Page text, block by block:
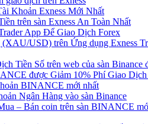
Khoản Exness Mới Nhất
trên sàn Exness An Toàn Nhất
App Để Giao Dịch Forex
USD) trên Ứng dụng Exness
Tiền Số trên web của sàn Binance
được Giảm 10% Phí Giao
BINANCE mới nhất
Ngân Hàng vào sàn Binance
– Bán coin trên sàn BINANCE